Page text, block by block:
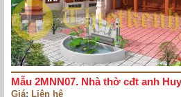
Mẫu 2MNN07. Nhà thờ cđt anh
Giá: Liên hệ